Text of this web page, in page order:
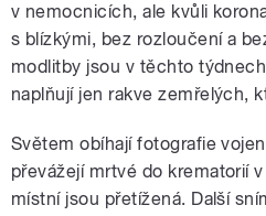
v nemocnicích, ale kvůli
s blízkými, bez rozloučení a
modlitby jsou v těchto
naplňují jen rakve zemřelých,
Světem obíhají fotografie
převážejí mrtvé do krematorií
místní jsou přetížená. Další